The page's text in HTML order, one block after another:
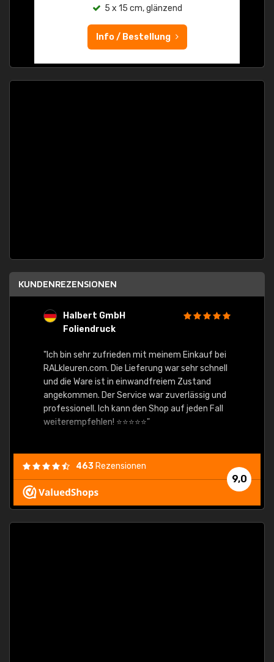
5 x 15 cm, glänzend
Info / Bestellung
KUNDENREZENSIONEN
Halbert GmbH
Foliendruck
"Ich bin sehr zufrieden mit meinem Einkauf bei
RALkleuren.com. Die Lieferung war sehr schnell
und die Ware ist in einwandfreiem Zustand
angekommen. Der Service war zuverlässig und
professionell. Ich kann den Shop auf jeden Fall
weiterempfehlen! ⭐⭐⭐⭐⭐"
9,0
463 Rezensionen